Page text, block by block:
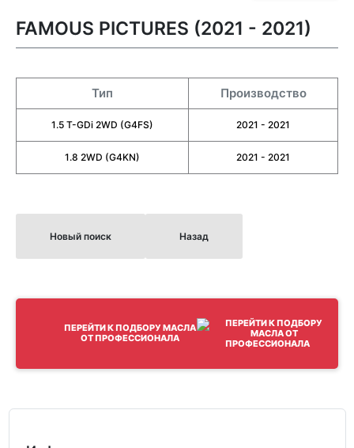
FAMOUS PICTURES (2021 - 2021)
Тип Производство
1.5 T-GDi 2WD (G4FS) 2021 - 2021
1.8 2WD (G4KN) 2021 - 2021
Новый поиск Назад
ПЕРЕЙТИ К ПОДБОРУ МАСЛА
ОТ ПРОФЕССИОНАЛА